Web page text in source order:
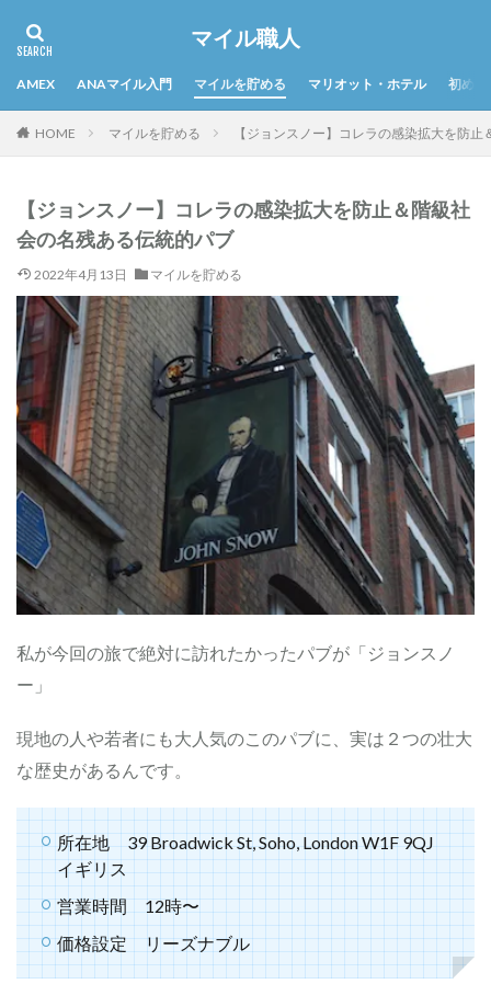
マイル職人
AMEX ANAマイル入門 マイルを貯める マリオット・ホテル 初めて
HOME マイルを貯める 【ジョンスノー】コレラの感染拡大を防
【ジョンスノー】コレラの感染拡大を防止＆階級社
会の名残ある伝統的パブ
2022年4月13日 マイルを貯める
私が今回の旅で絶対に訪れたかったパブが「ジョンスノ
ー」
現地の人や若者にも大人気のこのパブに、実は２つの壮大
な歴史があるんです。
所在地 39 Broadwick St, Soho, London W1F 9QJ
イギリス
営業時間 12時〜
価格設定 リーズナブル